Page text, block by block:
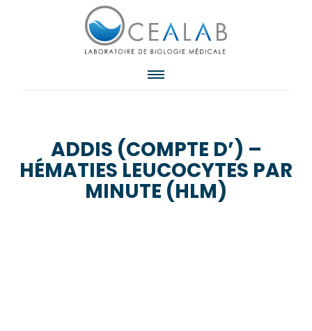
ADDIS (COMPTE D’) –
HÉMATIES LEUCOCYTES PAR
MINUTE (HLM)